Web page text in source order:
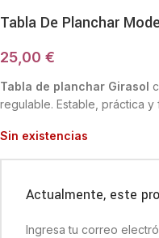
Tabla De Planchar
25,00 €
Tabla de planchar Girasol
regulable. Estable, práctica y
Sin existencias
Actualmente, este
Ingresa tu correo